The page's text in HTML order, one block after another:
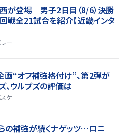
が登場 男子2日目（8/6）決勝
回戦全21試合を紹介【近畿インタ
ー
画“オフ補強格付け”、第2弾が
ウルブズの評価は
ケ
の補強が続くナゲッツ…ロニ